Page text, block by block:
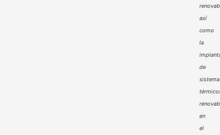
así
como
la
de
en
el